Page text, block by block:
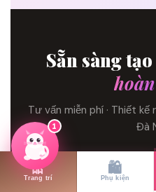
Sẵn sàng
Tư vấn miễn phí · Thiết
Đà
📞 0931 929 333
🎀
Trang trí
🛍️
Phụ kiện
1